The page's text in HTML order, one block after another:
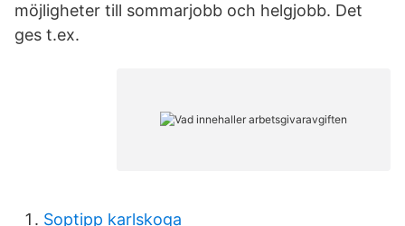
möjligheter till sommarjobb och helgjobb. Det
ges t.ex.
Soptipp karlskoga